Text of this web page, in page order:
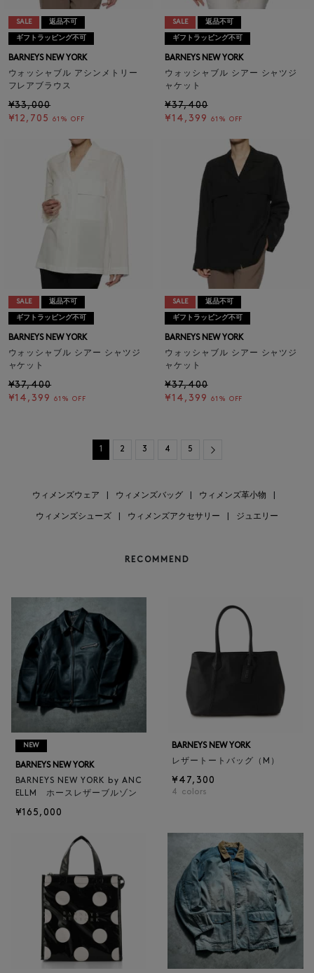
SALE 返品不可
ギフトラッピング不可
BARNEYS NEW YORK
ウォッシャブル アシンメトリー
フレアブラウス
¥33,000
¥12,705
61% OFF
SALE 返品不可
ギフトラッピング不可
BARNEYS NEW YORK
ウォッシャブル シアー シャツジ
ャケット
¥37,400
¥14,399
61% OFF
SALE 返品不可
ギフトラッピング不可
BARNEYS NEW YORK
ウォッシャブル シアー シャツジ
ャケット
¥37,400
¥14,399
61% OFF
SALE 返品不可
ギフトラッピング不可
BARNEYS NEW YORK
ウォッシャブル シアー シャツジ
ャケット
¥37,400
¥14,399
61% OFF
1 2 3 4 5 Next
ウィメンズウェア ウィメンズバッグ ウィメンズ革小物
ウィメンズシューズ ウィメンズアクセサリー ジュエリー
RECOMMEND
NEW
BARNEYS NEW YORK
BARNEYS NEW YORK by ANC
ELLM ホースレザーブルゾン
¥165,000
BARNEYS NEW YORK
レザートートバッグ（M）
¥47,300
4 colors